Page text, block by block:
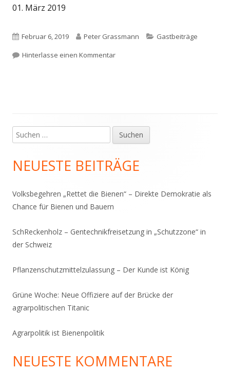
01. März 2019
Veröffentlicht
am
Februar 6, 2019 Autor
Peter Grassmann Kategorien
Gastbeiträge
Hinterlasse einen Kommentarzu Volksbegehren „Rettet die
Haupt-
Seitenleiste
Suchen
nach:
NEUESTE BEITRÄGE
Volksbegehren „Rettet die Bienen“ – Direkte Demokratie als
Chance für Bienen und Bauern
SchReckenholz – Gentechnikfreisetzung in „Schutzzone“ in
der Schweiz
Pflanzenschutzmittelzulassung – Der Kunde ist König
Grüne Woche: Neue Offiziere auf der Brücke der
agrarpolitischen Titanic
Agrarpolitik ist Bienenpolitik
NEUESTE KOMMENTARE